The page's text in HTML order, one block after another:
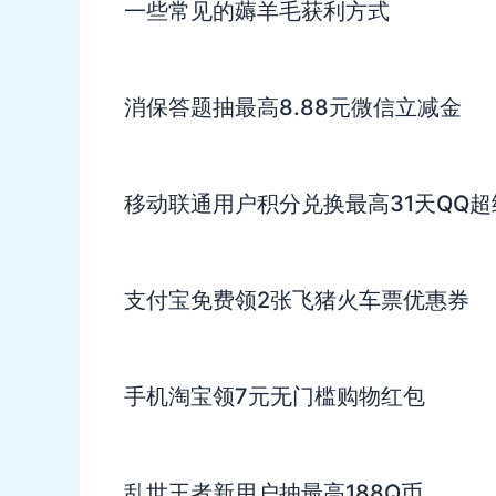
一些常见的薅羊毛获利方式
消保答题抽最高8.88元微信立减金
移动联通用户积分兑换最高31天QQ
支付宝免费领2张飞猪火车票优惠券
手机淘宝领7元无门槛购物红包